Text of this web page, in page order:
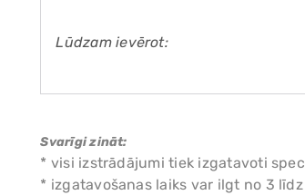
Lūdzam ievērot:
Svarīgi zināt:
* visi izstrādājumi tiek izgatavoti
* izgatavošanas laiks var ilgt no 3